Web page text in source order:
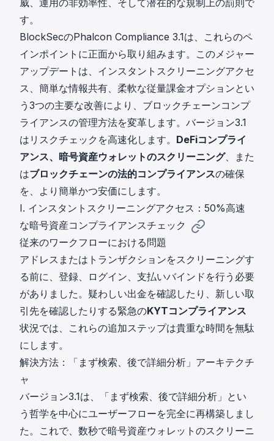
威、運用の非効率性、そして潜在的な規制上の罰則で
す。
BlockSecのPhalcon Compliance 3.1は、これらのペ
インポイントに正面から取り組みます。このメジャー
アップデートは、インスタントスクリーニングアクセ
ス、簡単な情報共有、柔軟な従量課金オプションとい
う3つの主要な改善により、ブロックチェーンコンプ
ライアンスの管理方法を変革します。バージョン3.1
はリスクチェックを高速化します。 DeFiコンプライ
アンス、暗号資産ウォレットのスクリーニング、また
はブロックチェーンの法的コンプライアンスの確保
を、より簡単かつ安価にします。
I. インスタントスクリーニングアクセス：50%高速
な暗号資産コンプライアンスチェック
従来のワークフローにおける問題
アドレスまたはトランザクションをスクリーニングす
る前に、登録、ログイン、支払いバインドを行う必要
がありました。疑わしい出金を確認したり、新しい取
引先を確認したりする緊急のKYTコンプライアンス
状況では、これらの追加ステップは貴重な時間を無駄
にします。
解決方法：「まず検索、後で詳細分析」アーキテクチ
ャ
バージョン3.1は、「まず検索、後で詳細分析」とい
う哲学を中心にユーザーフローを完全に再構築しまし
た。これで、数秒で暗号資産ウォレットのスクリーニ